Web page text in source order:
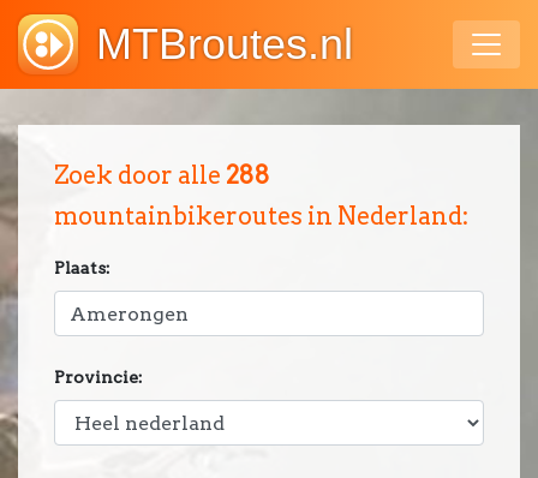
MTBroutes.nl
Zoek door alle 288
mountainbikeroutes in Nederland:
Plaats:
Provincie: